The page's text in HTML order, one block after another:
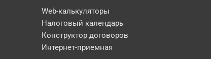
Web-калькуляторы
Налоговый календарь
Конструктор договоров
Интернет-приемная